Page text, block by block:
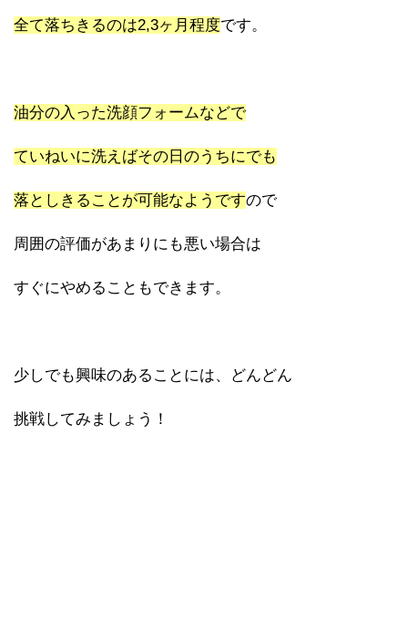
全て落ちきるのは2,3ヶ月程度です。
油分の入った洗顔フォームなどで
ていねいに洗えばその日のうちにでも
落としきることが可能なようですので
周囲の評価があまりにも悪い場合は
すぐにやめることもできます。
少しでも興味のあることには、どんどん
挑戦してみましょう！